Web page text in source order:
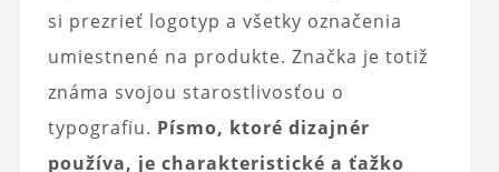
si prezrieť logotyp a všetky označenia
umiestnené na produkte. Značka je totiž
známa svojou starostlivosťou o
typografiu. Písmo, ktoré dizajnér
používa, je charakteristické a ťažko